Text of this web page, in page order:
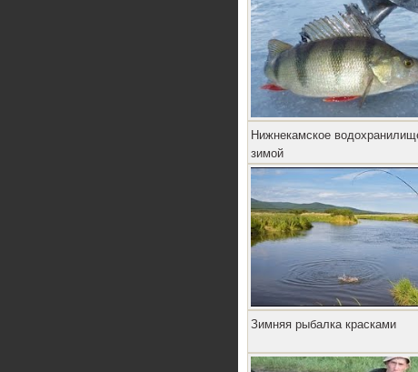
Нижнекамское
зимой
Зимняя рыбалка красками